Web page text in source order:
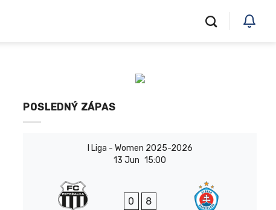
POSLEDNÝ ZÁPAS
I Liga - Women 2025-2026
13 Jun 15:00
0 8